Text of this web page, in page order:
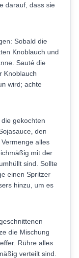
darauf, dass sie
Sobald die
Knoblauch und
Sauté die
Knoblauch
wird; achte
gekochten
den
alles
mit der
sind. Sollte
einen Spritzer
hinzu, um es
die Mischung
Rühre alles
verteilt sind.